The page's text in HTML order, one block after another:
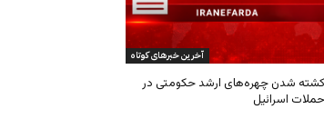
آخرین خبرهای کوتاه
کشته شدن چهره‌های ارشد حکومتی در
حملات اسرائیل